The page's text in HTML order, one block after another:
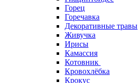
Горец
Горечавка
Декоративные травы
Живучка
Ирисы
Камассия
Котовник
Кровохлёбка
Крокус